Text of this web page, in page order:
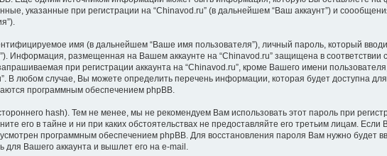
указанные при регистрации на “Chinavod.ru” (в дальнейшем “Ваш аккаунт”) и
имя (в дальнейшем “Ваше имя пользователя”), личный пароль, который
Информация, размещенная на Вашем аккаунте на “Chinavod.ru” защищена в
при регистрации аккаунта на “Chinavod.ru”, кроме Вашего имени
любом случае, Вы можете определить перечень информации, которая будет доступна для
программным обеспечением phpBB.
hash). Тем не менее, мы не рекомендуем Вам использовать этот пароль при
его в тайне и ни при каких обстоятельствах не предоставляйте его третьим лицам.
программным обеспечением phpBB. Для восстановления пароля Вам нужно будет
Вашего аккаунта и вышлет его на e-mail.